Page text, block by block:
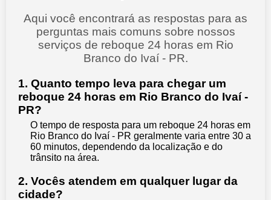
Aqui você encontrará as respostas para as
perguntas mais comuns sobre nossos
serviços de reboque 24 horas em Rio
Branco do Ivaí - PR.
1. Quanto tempo leva para chegar um
reboque 24 horas em Rio Branco do Ivaí -
PR?
O tempo de resposta para um reboque 24 horas em
Rio Branco do Ivaí - PR geralmente varia entre 30 a
60 minutos, dependendo da localização e do
trânsito na área.
2. Vocês atendem em qualquer lugar da
cidade?